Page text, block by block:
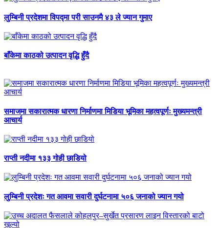
लुम्बिनी प्रदेशमा विपद्मा परी साउनमै ४३ ले ज्यान गुमाए
बाँकेमा काठको उत्पादन वृद्धि हुँदै
समाजमा सकारात्मक धारणा निर्माणमा मिडिया भूमिका महत्वपूर्णः मुख्यमन्त्री
आचार्य
राप्ती नदीमा १३३ गोही छाडियो
लुम्बिनी प्रदेशः गत आवमा सवारी दुर्घटनामा ५०६ जनाको ज्यान गयो